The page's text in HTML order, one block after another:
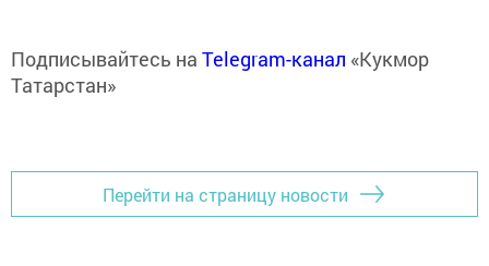
Подписывайтесь на Telegram-канал «Кукмор
Татарстан»
Перейти на страницу новости